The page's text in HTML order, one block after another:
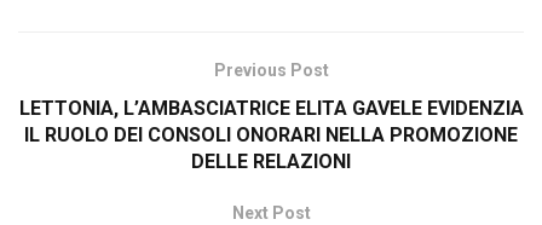
Previous Post
LETTONIA, L’AMBASCIATRICE ELITA GAVELE EVIDENZIA
IL RUOLO DEI CONSOLI ONORARI NELLA PROMOZIONE
DELLE RELAZIONI
Next Post